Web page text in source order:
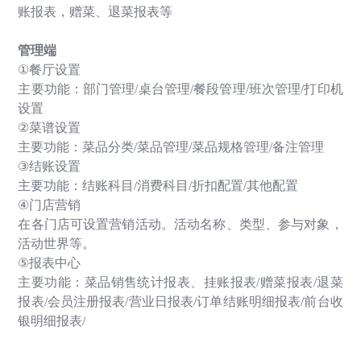
账报表，赠菜、退菜报表等
管理端
①餐厅设置
主要功能：部门管理/桌台管理/餐段管理/班次管理/打印机
设置
②菜谱设置
主要功能：菜品分类/菜品管理/菜品规格管理/备注管理
③结账设置
主要功能：结账科目/消费科目/折扣配置/其他配置
④门店营销
在各门店可设置营销活动。活动名称、类型、参与对象，
活动世界等。
⑤报表中心
主要功能：菜品销售统计报表、挂账报表/赠菜报表/退菜
报表/会员注册报表/营业日报表/订单结账明细报表/前台收
银明细报表/